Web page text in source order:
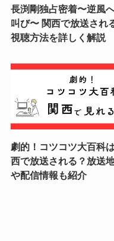
長渕剛独占密着〜逆風
叫び〜 関西で放送され
視聴方法を詳しく解説
劇的！コツコツ大百科
西で放送される？放送
や配信情報も紹介